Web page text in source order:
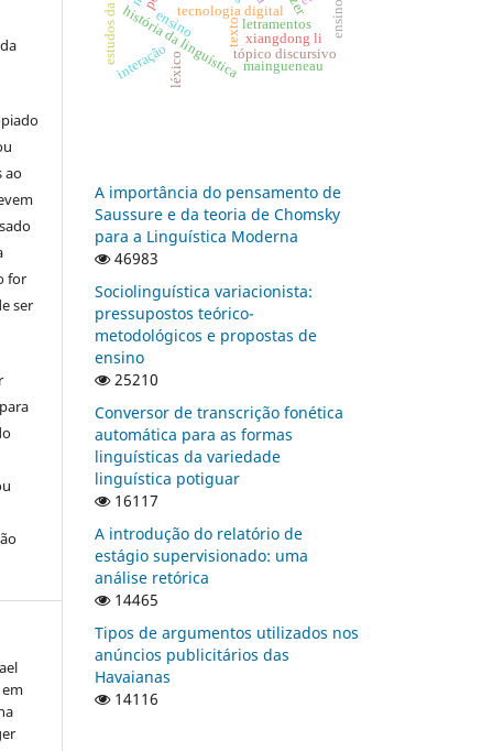
ao
for
ser
letramentos
ensinotecnologia digital
história da linguística
texto xiangdong li
interação tópico discursivo
maingueneau
léxico
A importância do pensamento de
Saussure e da teoria de Chomsky
para a Linguística Moderna
46983
Sociolinguística variacionista:
pressupostos teórico-
metodológicos e propostas de
ensino
25210
Conversor de transcrição fonética
automática para as formas
linguísticas da variedade
linguística potiguar
16117
A introdução do relatório de
estágio supervisionado: uma
análise retórica
14465
Tipos de argumentos utilizados nos
anúncios publicitários das
Havaianas
14116